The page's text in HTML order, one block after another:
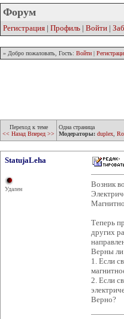
Форум
Регистрация | Профиль | Войти |
» Добро пожаловать, Гость: Войти |
Переход к теме
<< Назад Вперед >>
Одна страница
Модераторы: duplex
StatujaLeha
Удален
Возник
Теперь
других
Верны
1. Если
2. Если
Верно?